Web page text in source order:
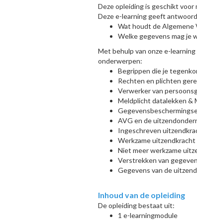
Deze opleiding is geschikt
Deze e-learning geeft
Wat houdt de Algemene
Welke gegevens mag je
Met behulp van onze e-
onderwerpen:
Begrippen die je
Rechten en plichten
Verwerker van
Meldplicht datalekken &
AVG en de
Ingeschreven
Werkzame uitzendkracht
Niet meer werkzame
Verstrekken van
Gegevens van de
Inhoud van de opleiding
De opleiding bestaat uit:
1 e-learningmodule